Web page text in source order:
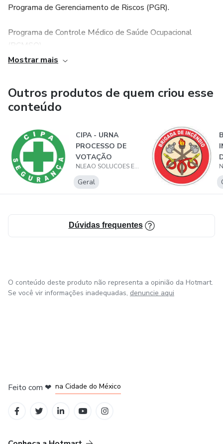
Programa de Gerenciamento de Riscos (PGR).
Programa de Controle Médico de Saúde Ocupacional
(PCMSO).
Análise Ergonômica do Trabalho (AET).
Procedimentos de SST.
Planilhas e Dashboards de SST.
Modelos de Certificados.
Votação Automatizada da CIPA (Urna Eletrônica em VBA
17/2019, básica por pavimento ou compartimento).
Oferecemos treinamentos online e presenciais. Solicite já
seu orçamento!
Mostrar mais
Outros produtos de quem criou esse
conteúdo
CIPA - URNA
PROCESSO DE
VOTAÇÃO
(AUTOMATIZAÇÃO
)
NLEAO SOLUCOES EM SEGURANCA DO TRABALHO
Geral
Dúvidas frequentes
O conteúdo deste produto não representa a opinião da Hotmart.
Se você vir informações inadequadas, denuncie aqui
Feito com ❤ na Cidade do México